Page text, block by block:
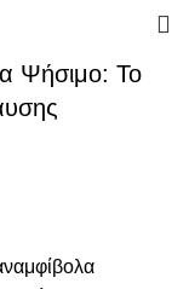
Ψήσιμο: Το